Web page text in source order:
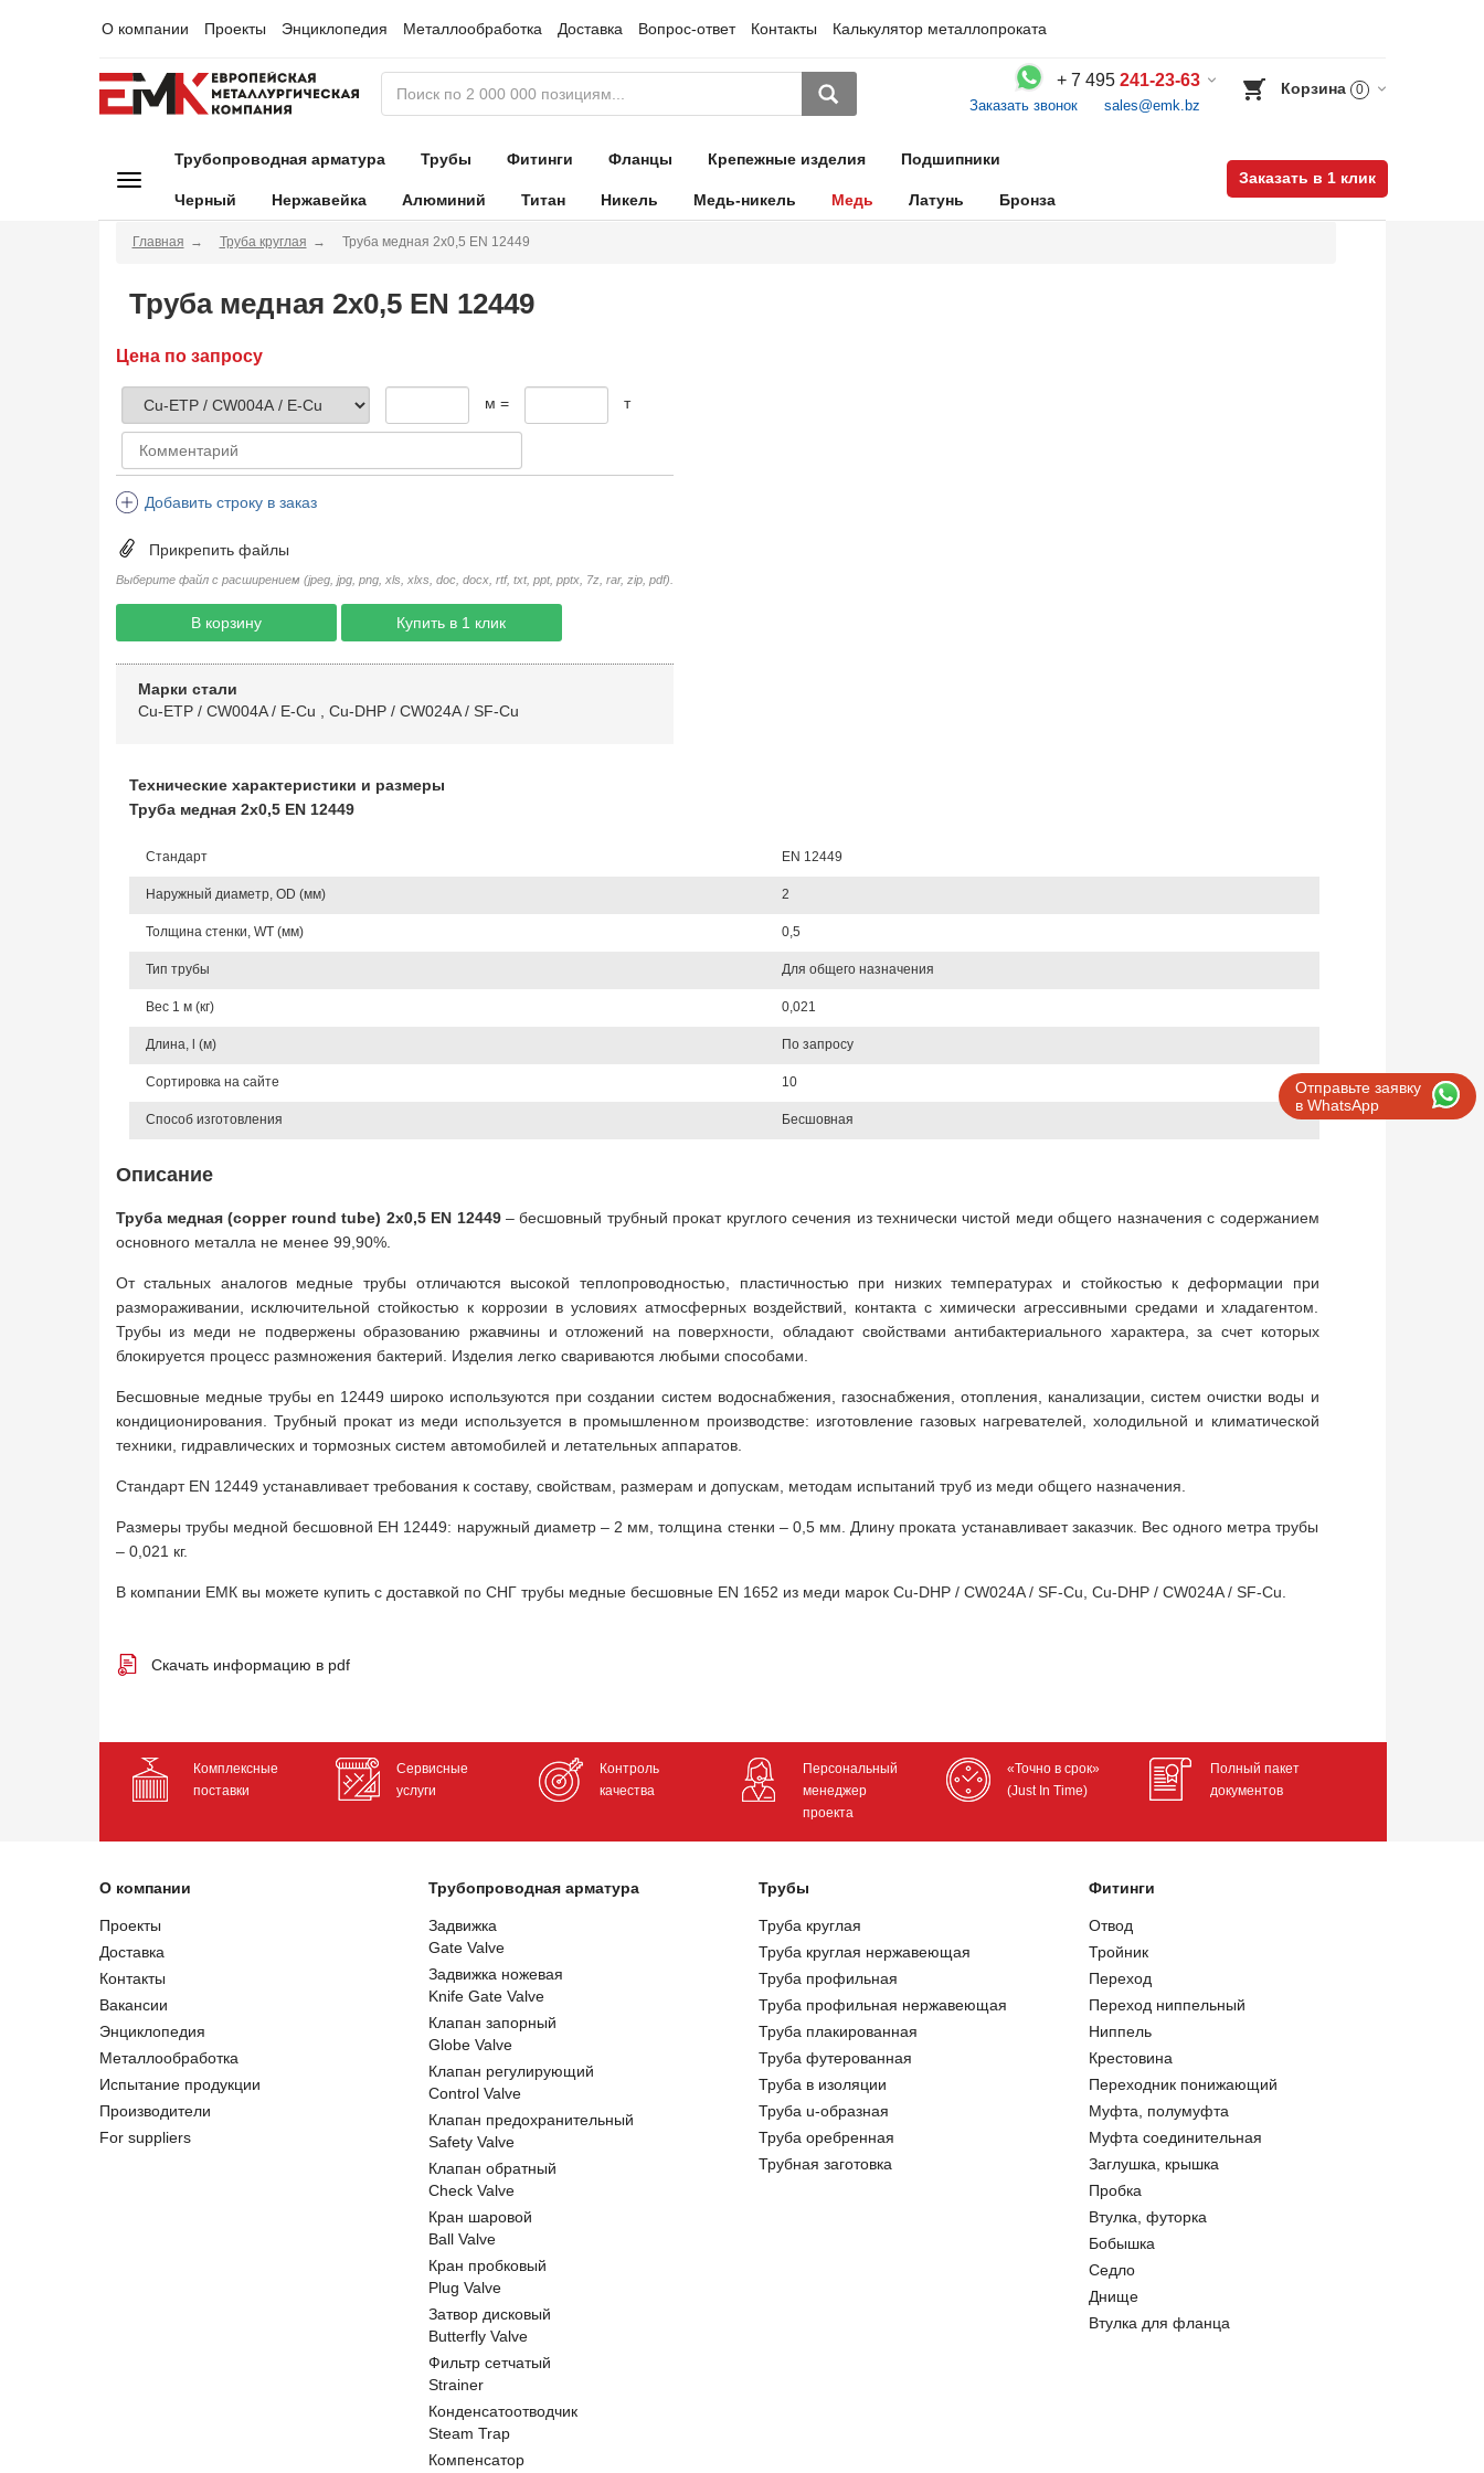
О компании Проекты Энциклопедия Металлообработка Доставка Вопрос-ответ Контакты Калькулятор металлопроката
+ 7 495 241-23-63
Заказать звонок sales@emk.bz
Корзина 0
Трубопроводная арматура Трубы Фитинги Фланцы Крепежные изделия Подшипники
Черный Нержавейка Алюминий Титан Никель Медь-никель Медь Латунь Бронза
Заказать в 1 клик
Отправьте заявку
в WhatsApp
Главная Труба круглая Труба медная 2х0,5 EN 12449
Труба медная 2х0,5 EN 12449
Цена по запросу
м = т
Добавить строку в заказ
Прикрепить файлы
Выберите файл с расширением (jpeg, jpg, png, xls, xlxs, doc, docx, rtf, txt, ppt, pptx, 7z, rar, zip, pdf).
В корзину Купить в 1 клик
Марки стали
Cu-ETP / CW004A / E-Cu
Cu-DHP / CW024A / SF-Cu
Технические характеристики и размеры
Труба медная 2х0,5 EN 12449
Стандарт EN 12449
Наружный диаметр, OD (мм) 2
Толщина стенки, WT (мм) 0,5
Тип трубы Для общего назначения
Вес 1 м (кг) 0,021
Длина, l (м) По запросу
Сортировка на сайте 10
Способ изготовления Бесшовная
Описание
Труба медная (copper round tube) 2x0,5 EN 12449– бесшовный трубный прокат круглого сечения из технически чистой меди общего назначения с содержанием
основного металла не менее 99,90%.
От стальных аналогов медные трубы отличаются высокой теплопроводностью, пластичностью при низких температурах и стойкостью к деформации при
размораживании, исключительной стойкостью к коррозии в условиях атмосферных воздействий, контакта с химически агрессивными средами и хладагентом.
Трубы из меди не подвержены образованию ржавчины и отложений на поверхности, обладают свойствами антибактериального характера, за счет которых
блокируется процесс размножения бактерий. Изделия легко свариваются любыми способами.
Бесшовные медные трубы en 12449 широко используются при создании систем водоснабжения, газоснабжения, отопления, канализации, систем очистки воды и
кондиционирования. Трубный прокат из меди используется в промышленном производстве: изготовление газовых нагревателей, холодильной и климатической
техники, гидравлических и тормозных систем автомобилей и летательных аппаратов.
Стандарт EN 12449 устанавливает требования к составу, свойствам, размерам и допускам, методам испытаний труб из меди общего назначения.
Размеры трубы медной бесшовной ЕН 12449: наружный диаметр – 2 мм, толщина стенки – 0,5 мм. Длину проката устанавливает заказчик. Вес одного метра трубы
– 0,021 кг.
В компании ЕМК вы можете купить с доставкой по СНГ трубы медные бесшовные EN 1652 из меди марок Cu-DHP / CW024A / SF-Cu, Cu-DHP / CW024A / SF-Cu.
Скачать информацию в pdf
Комплексные
поставки
Сервисные
услуги
Контроль
качества
Персональный
менеджер
проекта
«Точно в срок»
(Just In Time)
Полный пакет
документов
О компании
Проекты
Доставка
Контакты
Вакансии
Энциклопедия
Металлообработка
Испытание продукции
Производители
For suppliers
Трубопроводная арматура
Задвижка
Gate Valve
Задвижка ножевая
Knife Gate Valve
Клапан запорный
Globe Valve
Клапан регулирующий
Control Valve
Клапан предохранительный
Safety Valve
Клапан обратный
Check Valve
Кран шаровой
Ball Valve
Кран пробковый
Plug Valve
Затвор дисковый
Butterfly Valve
Фильтр сетчатый
Strainer
Конденсатоотводчик
Steam Trap
Компенсатор
Трубы
Труба круглая
Труба круглая нержавеющая
Труба профильная
Труба профильная нержавеющая
Труба плакированная
Труба футерованная
Труба в изоляции
Труба u-образная
Труба оребренная
Трубная заготовка
Фитинги
Отвод
Тройник
Переход
Переход ниппельный
Ниппель
Крестовина
Переходник понижающий
Муфта, полумуфта
Муфта соединительная
Заглушка, крышка
Пробка
Втулка, футорка
Бобышка
Седло
Днище
Втулка для фланца